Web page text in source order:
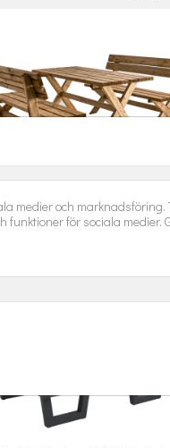
Picnicset Brun
Pris
6 990,00 kr
medier och marknadsföring.
för sociala medier.